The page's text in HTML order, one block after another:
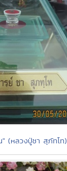
(หลวงปู่ชา สุภัทโท)